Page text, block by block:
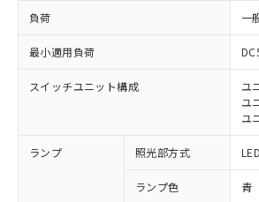
負荷 一
最小適用負荷
スイッチユニット構成
ユ
ユ
ユ
ランプ 照光部方式
ランプ色 青
対応済み：EU RoHS指令（
非含有に対応した製品が提供可